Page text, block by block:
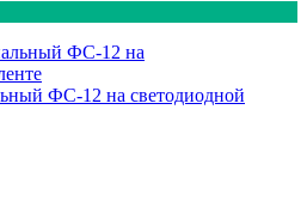
ФС-12 на светодиодной